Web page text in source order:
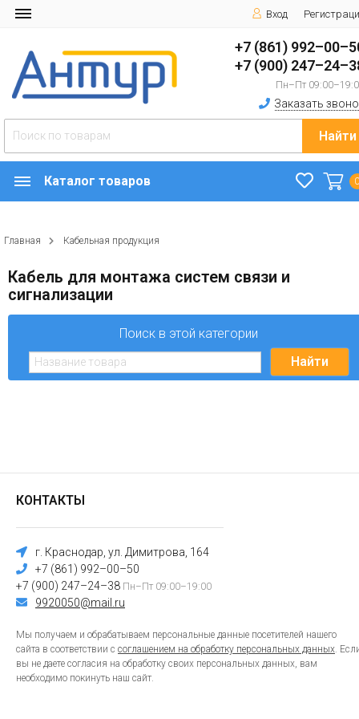
Вход
+7 (861)
+7 (900)
Пн–Пт
Заказать
Найти
Каталог товаров
Главная Кабельная продукция
Кабель для монтажа систем связи и
сигнализации
Поиск в этой категории
КОНТАКТЫ
г. Краснодар, ул. Димитрова, 164
+7 (861) 992–00–50
+7 (900) 247–24–38 Пн–Пт 09:00–19:00
9920050@mail.ru
Мы получаем и обрабатываем персональные данные посетителей нашего
сайта в соответствии с соглашением на обработку персональных данных.
вы не даете согласия на обработку своих персональных данных, вам
необходимо покинуть наш сайт.